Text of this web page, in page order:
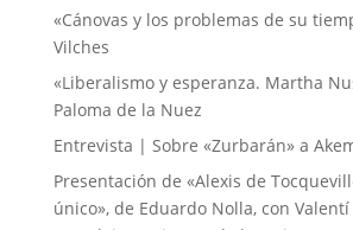
«Cánovas y los problemas de su
Vilches
«Liberalismo y esperanza. Martha
Paloma de la Nuez
Entrevista | Sobre «Zurbarán» a
Presentación de «Alexis de
único», de Eduardo Nolla, con Valentí